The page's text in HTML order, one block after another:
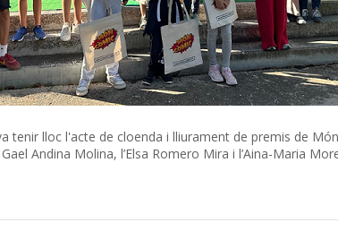
tenir lloc l'acte de cloenda i lliurament de premis de
Andina Molina, l’Elsa Romero Mira i l’Aina-Maria